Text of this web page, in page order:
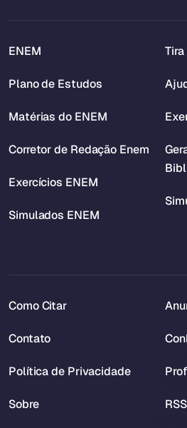
ENEM
Plano de Estudos
Matérias do ENEM
Corretor de Redação Enem
Exercícios ENEM
Simulados ENEM
Como Citar
Contato
Política de Privacidade
Sobre